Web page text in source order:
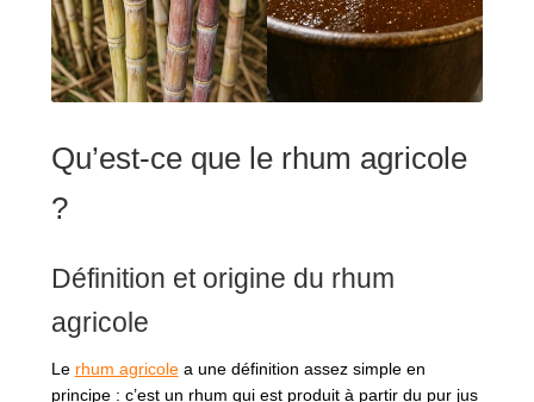
BLOG
Qu’est-ce que le rhum agricole
?
Définition et origine du rhum
agricole
Le rhum agricolea une définition assez simple en
principe : c’est un rhum qui est produit à partir du pur jus